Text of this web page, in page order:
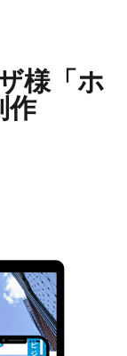
様「ホ
作